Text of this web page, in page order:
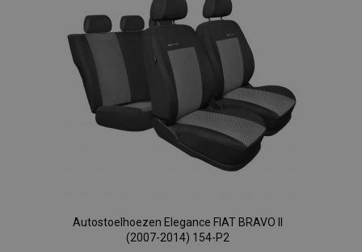
verlanglijst
Autostoelhoezen Elegance FIAT BRAVO II
(2007-2014) 154-P2